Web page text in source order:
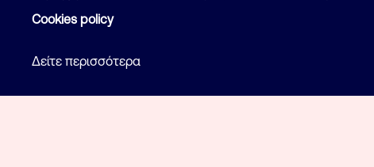
Cookies policy
Δείτε περισσότερα